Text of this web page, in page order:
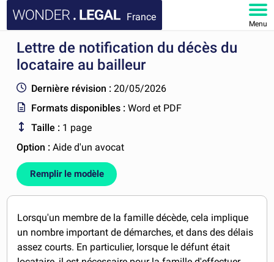
France
Menu
ACCUEIL
FAQ
MON COMPTE
Lettre de notification du décès du
locataire au bailleur
Dernière révision : 20/05/2026
Formats disponibles :Word et PDF
Taille : 1 page
Option :Aide d'un avocat
Remplir le modèle
Lorsqu'un membre de la famille décède, cela implique
un nombre important de démarches, et dans des délais
assez courts. En particulier, lorsque le défunt était